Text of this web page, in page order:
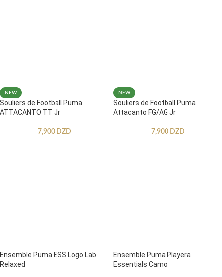
NEW
Souliers de Football Puma
ATTACANTO TT Jr
7,900 DZD
NEW
Souliers de Football Puma
Attacanto FG/AG Jr
7,900 DZD
Ensemble Puma ESS Logo Lab
Relaxed
Ensemble Puma Playera
Essentials Camo